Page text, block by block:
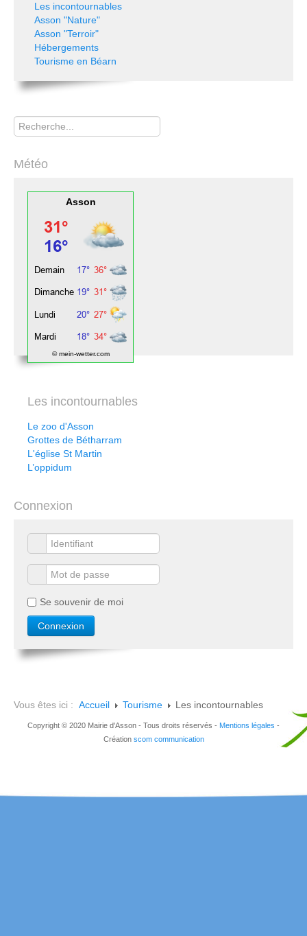
Les incontournables
Asson "Nature"
Asson "Terroir"
Hébergements
Tourisme en Béarn
Rechercher
Météo
Asson
© mein-wetter.com
Les incontournables
Le zoo d'Asson
Grottes de Bétharram
L'église St Martin
L’oppidum
Connexion
Se souvenir de moi
Vous êtes ici : Accueil Tourisme Les incontournables
Copyright © 2020 Mairie d'Asson - Tous droits réservés - Mentions légales -
Création scom communication